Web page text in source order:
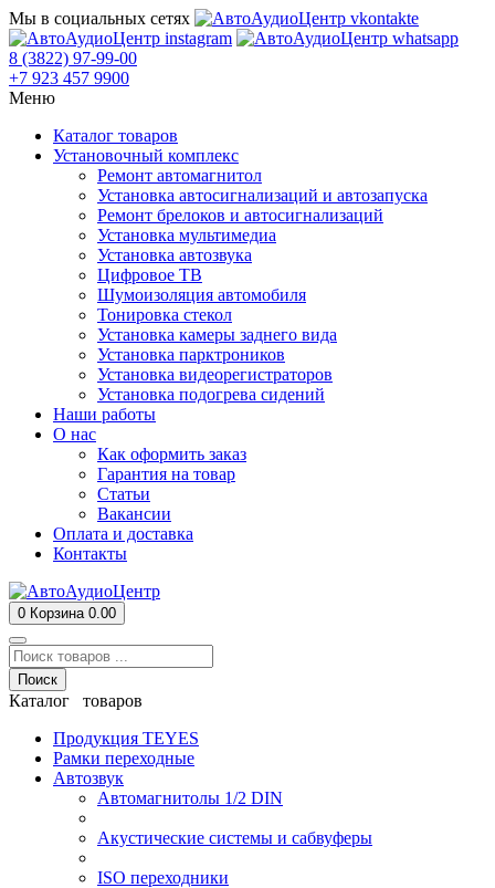
Мы в социальных сетях
8 (3822) 97-99-00
+7 923 457 9900
Меню
Каталог товаров
Установочный комплекс
Ремонт автомагнитол
Установка автосигнализаций и автозапуска
Ремонт брелоков и автосигнализаций
Установка мультимедиа
Установка автозвука
Цифровое ТВ
Шумоизоляция автомобиля
Тонировка стекол
Установка камеры заднего вида
Установка парктроников
Установка видеорегистраторов
Установка подогрева сидений
Наши работы
О нас
Как оформить заказ
Гарантия на товар
Статьи
Вакансии
Оплата и доставка
Контакты
0 Корзина 0.00
Поиск
Каталог товаров
Продукция TEYES
Рамки переходные
Автозвук
Автомагнитолы 1/2 DIN
Акустические системы и сабвуферы
ISO переходники